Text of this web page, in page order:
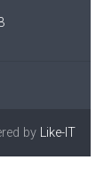
by Like-IT